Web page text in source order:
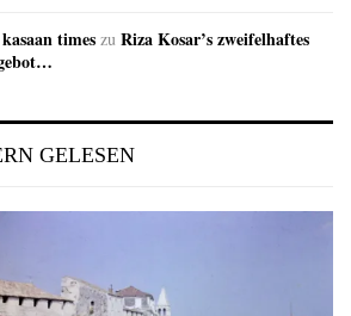
times zu Riza Kosar’s zweifelhaftes
GELESEN